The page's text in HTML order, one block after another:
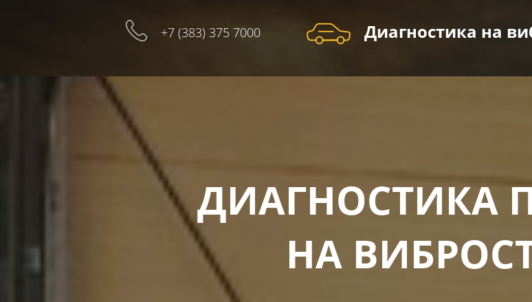
+7 (383) 375 7000 Диагностика на
ДИАГНОСТИКА
НА